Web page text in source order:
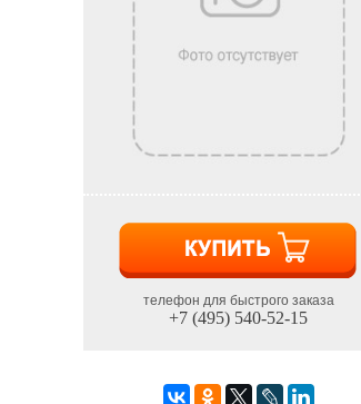
телефон для быстрого заказа
+7 (495) 540-52-15